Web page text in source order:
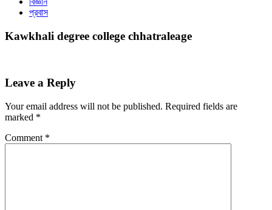
প্রবাস
Kawkhali degree college chhatraleage
Leave a Reply
Your email address will not be published. Required fields are
marked *
Comment *